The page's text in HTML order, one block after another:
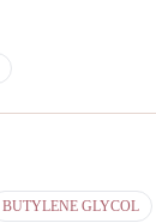
BUTYLENE GLYCOL